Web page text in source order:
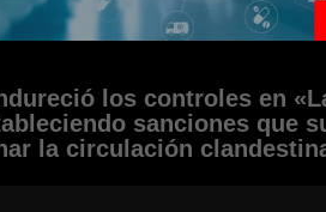
los controles en
sanciones que
la circulación